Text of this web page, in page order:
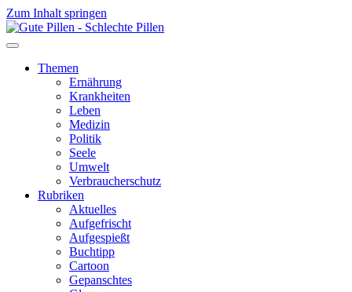
Zum Inhalt springen
Themen
Ernährung
Krankheiten
Leben
Medizin
Politik
Seele
Umwelt
Verbraucherschutz
Rubriken
Aktuelles
Aufgefrischt
Aufgespießt
Buchtipp
Cartoon
Gepanschtes